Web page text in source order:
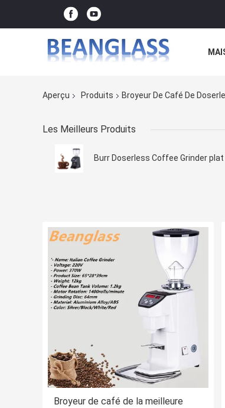
Aperçu Produits Broyeur De Café De
Les Meilleurs Produits
Burr Doserless Coffee Grinder plat
Broyeur de café de la meilleure